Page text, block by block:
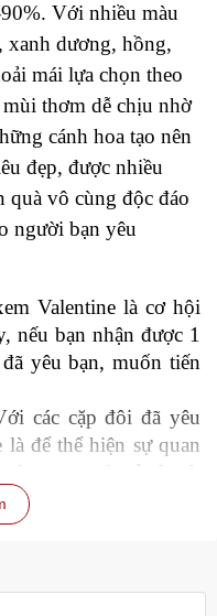
Với nhiều màu
xanh dương, hồng,
mái lựa chọn theo
thơm dễ chịu nhờ
cánh hoa tạo nên
đẹp, được nhiều
vô cùng độc đáo
người bạn yêu
Valentine là cơ hội
nếu bạn nhận được 1
yêu bạn, muốn tiến
các cặp đôi đã yêu
là để thể hiện sự quan
vui vẻ, hạnh
yêu cũ tặng hoa
nếu người yêu